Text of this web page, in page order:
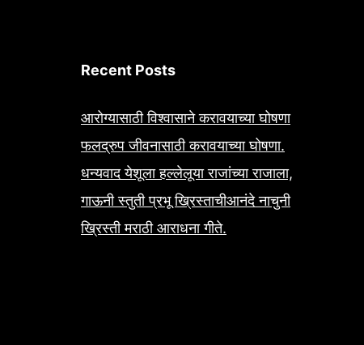
Recent Posts
आरोग्यासाठी विश्वासाने करावयाच्या घोषणा
फलद्रुप जीवनासाठी करावयाच्या घोषणा.
धन्यवाद येशूला हल्लेलूया राजांच्या राजाला,
गाऊनी स्तुती प्रभू ख्रिस्ताचीआनंदे नाचुनी
ख्रिस्ती मराठी आराधना गीते.